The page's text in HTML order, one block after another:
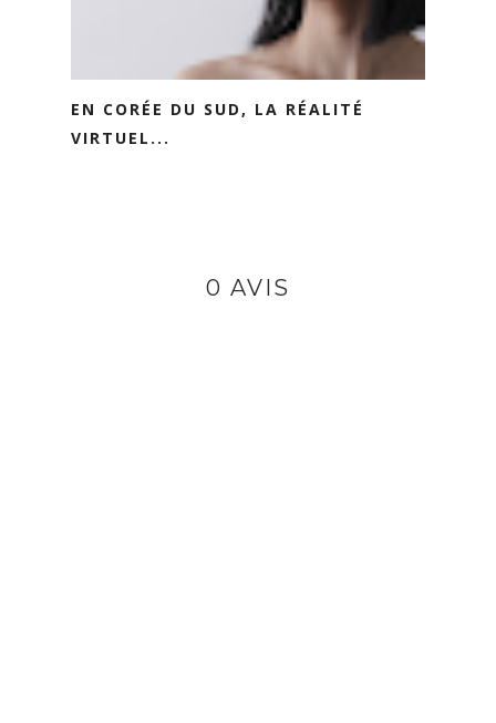
EN CORÉE DU SUD, LA RÉALITÉ
VIRTUEL...
0 AVIS